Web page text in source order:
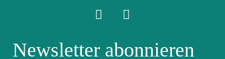
Vorstellungsgespräch
mit einem feuchten
Newsletter abonnieren